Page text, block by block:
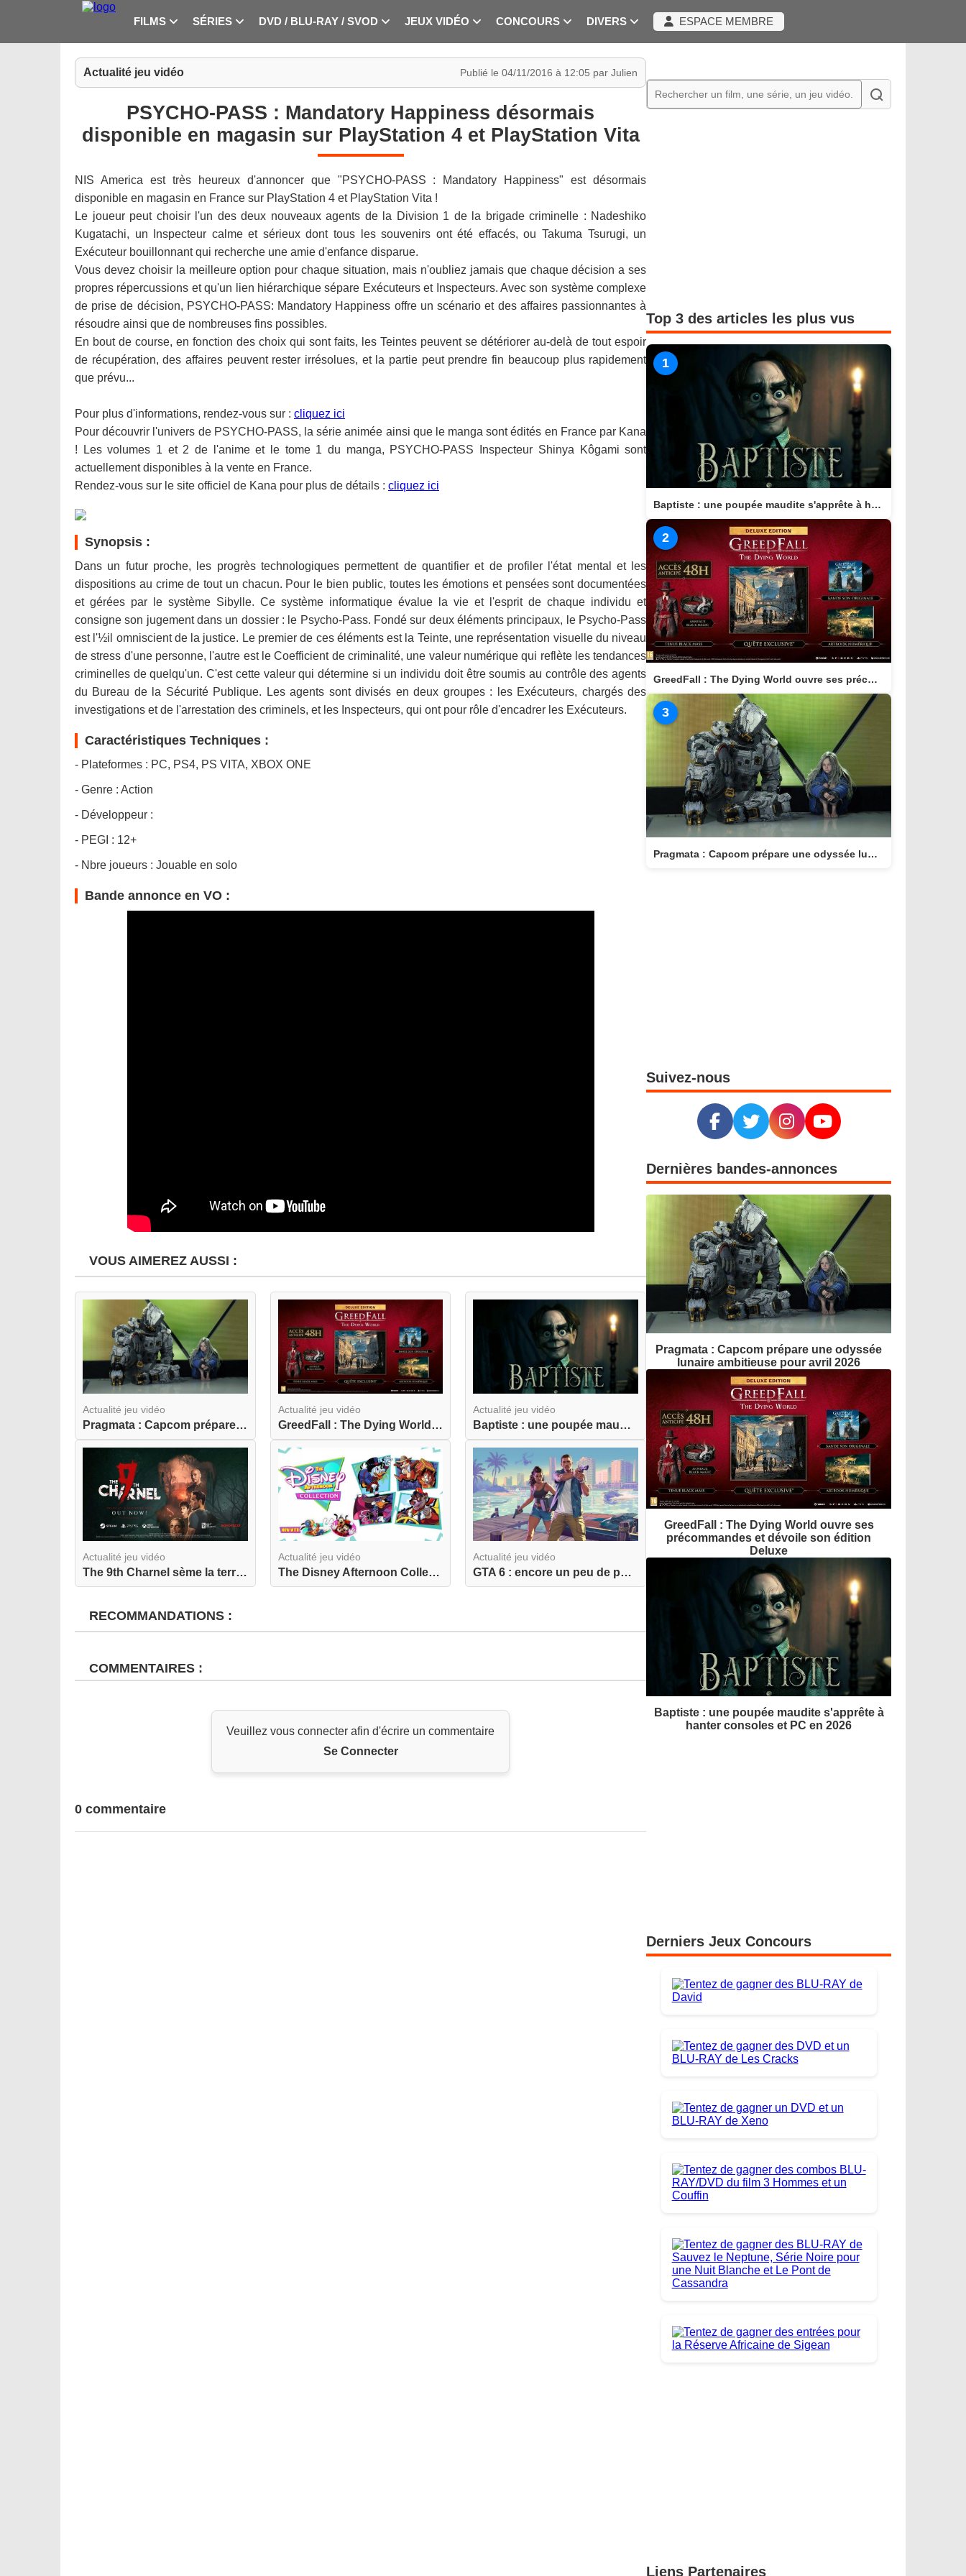
FILMS SÉRIES DVD / BLU-RAY / SVOD JEUX VIDÉO CONCOURS DIVERS ESPACE MEMBRE
Actualité jeu vidéo Publié le 04/11/2016 à 12:05 par Julien
PSYCHO-PASS : Mandatory Happiness désormais
disponible en magasin sur PlayStation 4 et PlayStation Vita
NIS America est très heureux d'annoncer que "PSYCHO-PASS : Mandatory Happiness" est désormais
disponible en magasin en France sur PlayStation 4 et PlayStation Vita !
Le joueur peut choisir l'un des deux nouveaux agents de la Division 1 de la brigade criminelle : Nadeshiko
Kugatachi, un Inspecteur calme et sérieux dont tous les souvenirs ont été effacés, ou Takuma Tsurugi, un
Exécuteur bouillonnant qui recherche une amie d'enfance disparue.
Vous devez choisir la meilleure option pour chaque situation, mais n'oubliez jamais que chaque décision a ses
propres répercussions et qu'un lien hiérarchique sépare Exécuteurs et Inspecteurs. Avec son système complexe
de prise de décision, PSYCHO-PASS: Mandatory Happiness offre un scénario et des affaires passionnantes à
résoudre ainsi que de nombreuses fins possibles.
En bout de course, en fonction des choix qui sont faits, les Teintes peuvent se détériorer au-delà de tout espoir
de récupération, des affaires peuvent rester irrésolues, et la partie peut prendre fin beaucoup plus rapidement
que prévu...
Pour plus d'informations, rendez-vous sur : cliquez ici
Pour découvrir l'univers de PSYCHO-PASS, la série animée ainsi que le manga sont édités en France par Kana
! Les volumes 1 et 2 de l'anime et le tome 1 du manga, PSYCHO-PASS Inspecteur Shinya Kôgami sont
actuellement disponibles à la vente en France.
Rendez-vous sur le site officiel de Kana pour plus de détails : cliquez ici
Synopsis :
Dans un futur proche, les progrès technologiques permettent de quantifier et de profiler l'état mental et les
dispositions au crime de tout un chacun. Pour le bien public, toutes les émotions et pensées sont documentées
et gérées par le système Sibylle. Ce système informatique évalue la vie et l'esprit de chaque individu et
consigne son jugement dans un dossier : le Psycho-Pass. Fondé sur deux éléments principaux, le Psycho-Pass
est l'½il omniscient de la justice. Le premier de ces éléments est la Teinte, une représentation visuelle du niveau
de stress d'une personne, l'autre est le Coefficient de criminalité, une valeur numérique qui reflète les tendances
criminelles de quelqu'un. C'est cette valeur qui détermine si un individu doit être soumis au contrôle des agents
du Bureau de la Sécurité Publique. Les agents sont divisés en deux groupes : les Exécuteurs, chargés des
investigations et de l'arrestation des criminels, et les Inspecteurs, qui ont pour rôle d'encadrer les Exécuteurs.
Caractéristiques Techniques :
- Plateformes : PC, PS4, PS VITA, XBOX ONE
- Genre : Action
- Développeur :
- PEGI : 12+
- Nbre joueurs : Jouable en solo
Bande annonce en VO :
VOUS AIMEREZ AUSSI :
Actualité jeu vidéo
Pragmata : Capcom prépare une odyssée lunaire am...
Actualité jeu vidéo
GreedFall : The Dying World ouvre ses précommand...
Actualité jeu vidéo
Baptiste : une poupée maudite s'apprête à hanter...
Actualité jeu vidéo
The 9th Charnel sème la terreur dès aujourd'hui ...
Actualité jeu vidéo
The Disney Afternoon Collection revient dans une...
Actualité jeu vidéo
GTA 6 : encore un peu de patience… vers une sort...
RECOMMANDATIONS :
COMMENTAIRES :
Veuillez vous connecter afin d'écrire un commentaire
Se Connecter
0 commentaire
Top 3 des articles les plus vus
1
Baptiste : une poupée maudite s'apprête à hanter consoles et PC en 2026
2
GreedFall : The Dying World ouvre ses précommandes et dévoile son édition Deluxe
3
Pragmata : Capcom prépare une odyssée lunaire ambitieuse pour avril 2026
Suivez-nous
Dernières bandes-annonces
Pragmata : Capcom prépare une odyssée
lunaire ambitieuse pour avril 2026
GreedFall : The Dying World ouvre ses
précommandes et dévoile son édition
Deluxe
Baptiste : une poupée maudite s'apprête à
hanter consoles et PC en 2026
Derniers Jeux Concours
Liens Partenaires